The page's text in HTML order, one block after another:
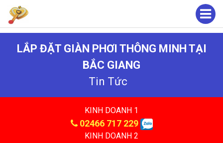
LẮP ĐẶT GIÀN PHƠI THÔNG MINH TẠI
BẮC GIANG
Tin Tức
KINH DOANH 1
02466 717 229
KINH DOANH 2